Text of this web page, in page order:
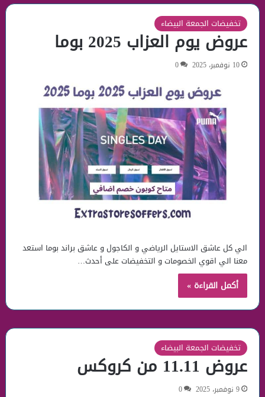
تخفيضات الجمعة البيضاء
عروض يوم العزاب 2025 بوما
10 نوفمبر، 2025 0
الي كل عاشق الاستايل الرياضي و الكاجول و عاشق براند بوما استعد
معنا الي اقوي الخصومات و التخفيضات على أحدث…
أكمل القراءة »
تخفيضات الجمعة البيضاء
عروض 11.11 من كروكس
9 نوفمبر، 2025 0